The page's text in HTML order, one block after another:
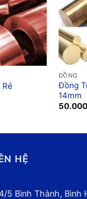
ĐỒNG
Đồng
14mm
50.000
HỆ
5 Bình Thành, Bình